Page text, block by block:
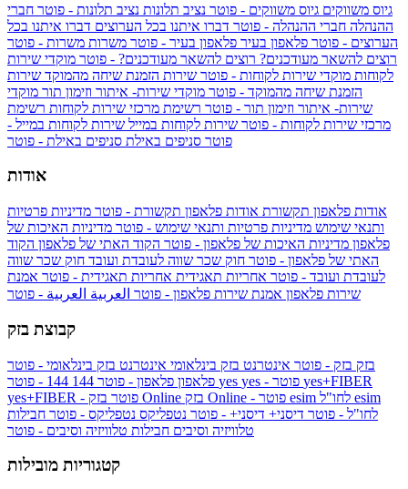
גיוס משווקים גיוס משווקים - פוטר נציב תלונות נציב תלונות - פוטר חברי
ההנהלה חברי ההנהלה - פוטר דברו איתנו בכל הערוצים דברו איתנו בכל
הערוצים - פוטר פלאפון בעיר פלאפון בעיר - פוטר משרות משרות - פוטר
רוצים להשאר מעודכנים? רוצים להשאר מעודכנים? - פוטר מוקדי שירות
לקוחות מוקדי שירות לקוחות - פוטר שירות הזמנת שיחה מהמוקד שירות
הזמנת שיחה מהמוקד - פוטר מוקדי שירות- איתור וזימון תור מוקדי
שירות- איתור וזימון תור - פוטר רשימת מרכזי שירות לקוחות רשימת
מרכזי שירות לקוחות - פוטר שירות לקוחות במייל שירות לקוחות במייל -
פוטר סניפים באילת סניפים באילת - פוטר
אודות
אודות פלאפון תקשורת אודות פלאפון תקשורת - פוטר מדיניות פרטיות
ותנאי שימוש מדיניות פרטיות ותנאי שימוש - פוטר מדיניות האיכות של
פלאפון מדיניות האיכות של פלאפון - פוטר הקוד האתי של פלאפון הקוד
האתי של פלאפון - פוטר חוק שכר שווה לעובדת ועובד חוק שכר שווה
לעובדת ועובד - פוטר אחריות תאגידית אחריות תאגידית - פוטר אמנת
שירות פלאפון אמנת שירות פלאפון - פוטר العربية العربية - פוטר
קבוצת בזק
בזק בזק - פוטר אינטרנט בזק בינלאומי אינטרנט בזק בינלאומי - פוטר
פלאפון פלאפון - פוטר 144 yes
yes+FIBER
yes+FIBER - פוטר בזק Online
esim
לחו"ל - פוטר דיסני+ דיסני+ - פוטר נטפליקס נטפליקס - פוטר חבילות
טלוויזיה וסיבים חבילות טלוויזיה וסיבים - פוטר
קטגוריות מובילות